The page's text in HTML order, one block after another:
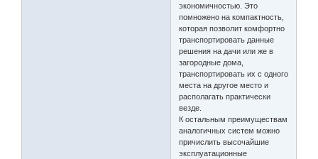
экономичностью. Это
помножено на компактность,
которая позволит комфортно
транспортировать данные
решения на дачи или же в
загородные дома,
транспортировать их с одного
места на другое место и
располагать практически
везде.
К остальным преимуществам
аналогичных систем можно
причислить высочайшие
эксплуатационные